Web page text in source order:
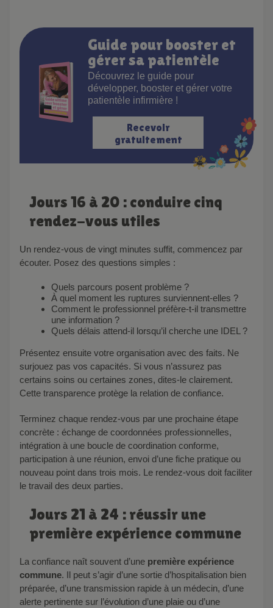
Guide pour booster et
gérer sa patientèle
Découvrez le guide pour
développer, booster et gérer votre
patientèle infirmière !
Recevoir
gratuitement
Jours 16 à 20 : conduire cinq
rendez-vous utiles
Un rendez-vous de vingt minutes suffit, commencez par
écouter. Posez des questions simples :
Quels parcours posent problème ?
À quel moment les ruptures surviennent-elles ?
Comment le professionnel préfère-t-il transmettre
une information ?
Quels délais attend-il lorsqu’il cherche une IDEL ?
Présentez ensuite votre organisation avec des faits. Ne
surjouez pas vos capacités. Si vous n’assurez pas
certains soins ou certaines zones, dites-le clairement.
Cette transparence protège la relation de confiance.
Terminez chaque rendez-vous par une prochaine étape
concrète : échange de coordonnées professionnelles,
intégration à une boucle de coordination conforme,
participation à une réunion, envoi d’une fiche pratique ou
nouveau point dans trois mois. Le rendez-vous doit faciliter
le travail des deux parties.
Jours 21 à 24 : réussir une
première expérience commune
La confiance naît souvent d’une première expérience
commune. Il peut s’agir d’une sortie d’hospitalisation bien
préparée, d’une transmission rapide à un médecin, d’une
alerte pertinente sur l’évolution d’une plaie ou d’une